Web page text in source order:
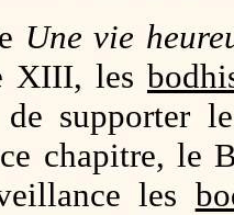
Une vie
XIII, les
supporter
chapitre, le
les